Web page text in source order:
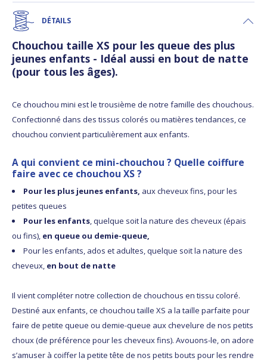
DÉTAILS
Chouchou taille XS pour les queue des plus
jeunes enfants - Idéal aussi en bout de natte
(pour tous les âges).
Ce chouchou mini est le trousième de notre famille des chouchous.
Confectionné dans des tissus colorés ou matières tendances, ce
chouchou convient particulièrement aux enfants.
A qui convient ce mini-chouchou ? Quelle coiffure
faire avec ce chouchou XS ?
Pour les plus jeunes enfants, aux cheveux fins, pour les
petites queues
Pour les enfants, quelque soit la nature des cheveux (épais
ou fins), en queue ou demie-queue,
Pour les enfants, ados et adultes, quelque soit la nature des
cheveux, en bout de natte
Il vient compléter notre collection de chouchous en tissu coloré.
Destiné aux enfants, ce chouchou taille XS a la taille parfaite pour
faire de petite queue ou demie-queue aux chevelure de nos petits
choux (de préférence pour les cheveux fins). Avouons-le, on adore
s’amuser à coiffer la petite tête de nos petits bouts pour les rendre